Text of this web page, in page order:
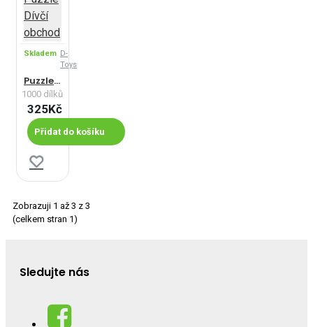
Skladem D-
Toys
Puzzle Dívčí obchod
1000 dílků
325Kč
Přidat do košíku
Zobrazuji 1 až 3 z 3
(celkem stran 1)
Sledujte nás